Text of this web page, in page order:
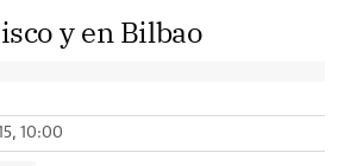
y en Bilbao
10:00